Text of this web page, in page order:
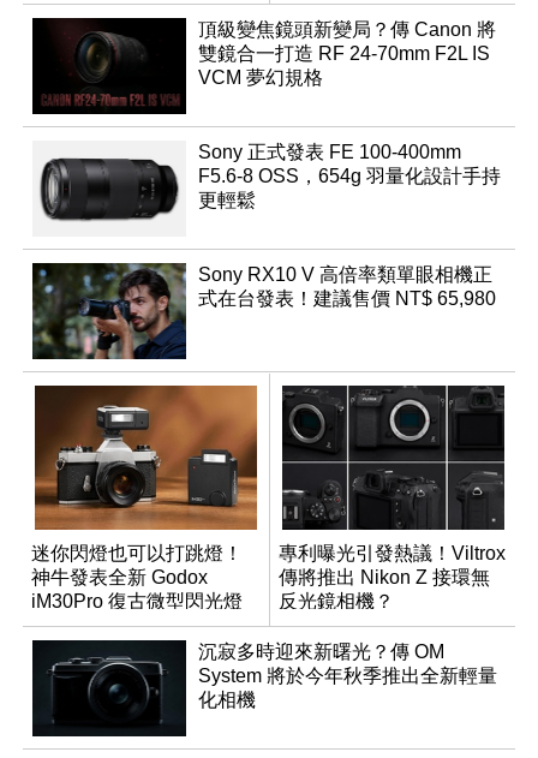
頂級變焦鏡頭新變局？傳 Canon 將
雙鏡合一打造 RF 24-70mm F2L IS
VCM 夢幻規格
Sony 正式發表 FE 100-400mm
F5.6-8 OSS，654g 羽量化設計手持
更輕鬆
Sony RX10 V 高倍率類單眼相機正
式在台發表！建議售價 NT$ 65,980
迷你閃燈也可以打跳燈！
神牛發表全新 Godox
iM30Pro 復古微型閃光燈
專利曝光引發熱議！Viltrox
傳將推出 Nikon Z 接環無
反光鏡相機？
沉寂多時迎來新曙光？傳 OM
System 將於今年秋季推出全新輕量
化相機